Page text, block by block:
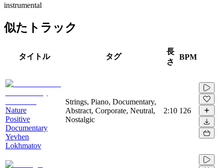
instrumental
似たトラック
タイトル タグ
長
さ
BPM
Nature
Positive
Documentary
Yevhen
Lokhmatov
Strings, Piano, Documentary,
Abstract, Corporate, Neutral,
Nostalgic
2:10 126